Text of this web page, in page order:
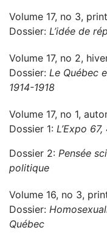
Volume 17, no 3,
Dossier: L’idée de
Volume 17, no 2,
Dossier: Le Québec
1914-1918
Volume 17, no 1,
Dossier 1: L’Expo
Dossier 2: Pensée
politique
Volume 16, no 3,
Dossier:
Québec